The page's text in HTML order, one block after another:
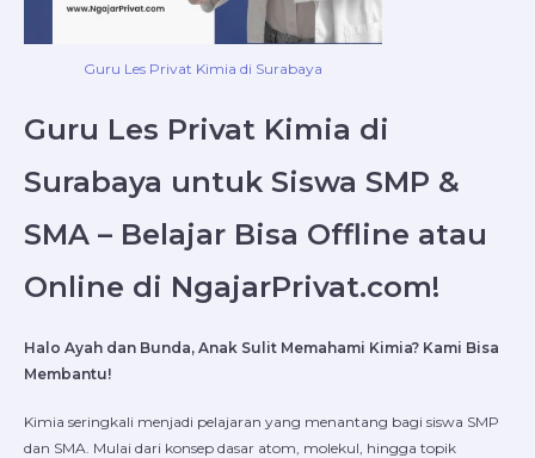
Guru Les Privat Kimia di Surabaya
Guru Les Privat Kimia di
Surabaya untuk Siswa SMP &
SMA – Belajar Bisa Offline atau
Online di NgajarPrivat.com!
Halo Ayah dan Bunda, Anak Sulit Memahami Kimia? Kami Bisa
Membantu!
Kimia seringkali menjadi pelajaran yang menantang bagi siswa SMP
dan SMA. Mulai dari konsep dasar atom, molekul, hingga topik